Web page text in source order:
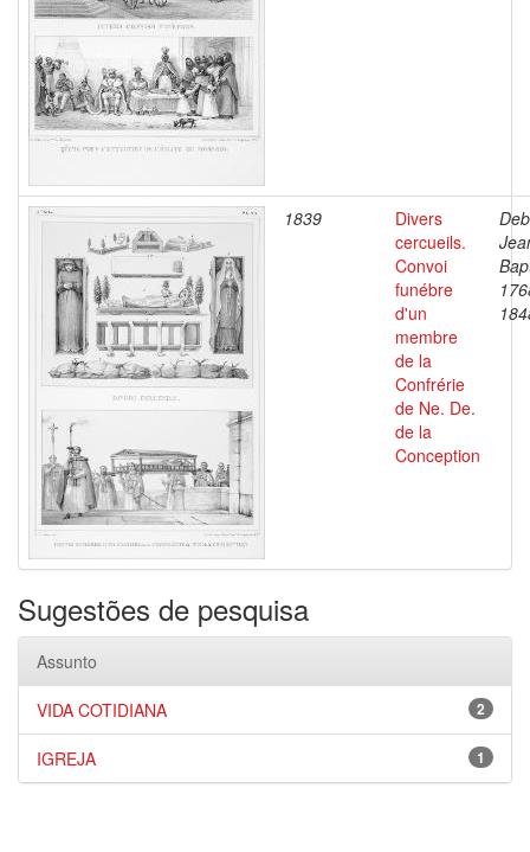
1839
Divers
cercueils.
Convoi
funébre
d'un
membre
de la
Confrérie
de Ne. De.
de la
Conception
Sugestões de pesquisa
Assunto
2
VIDA COTIDIANA
1
IGREJA